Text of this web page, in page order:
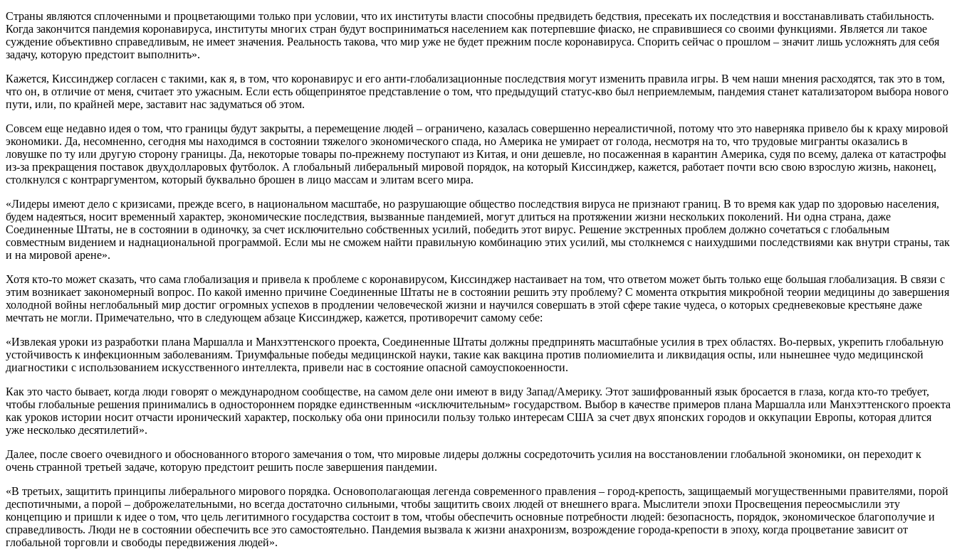
Страны являются сплоченными и процветающими только при условии, что их институты власти способны предвидеть бедствия, пресекать их последствия и восстанавливать стабильность.
Когда закончится пандемия коронавируса, институты многих стран будут восприниматься населением как потерпевшие фиаско, не справившиеся со своими функциями. Является ли такое
суждение объективно справедливым, не имеет значения. Реальность такова, что мир уже не будет прежним после коронавируса. Спорить сейчас о прошлом – значит лишь усложнять для себя
задачу, которую предстоит выполнить».
Кажется, Киссинджер согласен с такими, как я, в том, что коронавирус и его анти-глобализационные последствия могут изменить правила игры. В чем наши мнения расходятся, так это в том,
что он, в отличие от меня, считает это ужасным. Если есть общепринятое представление о том, что предыдущий статус-кво был неприемлемым, пандемия станет катализатором выбора нового
пути, или, по крайней мере, заставит нас задуматься об этом.
Совсем еще недавно идея о том, что границы будут закрыты, а перемещение людей – ограничено, казалась совершенно нереалистичной, потому что это наверняка привело бы к краху мировой
экономики. Да, несомненно, сегодня мы находимся в состоянии тяжелого экономического спада, но Америка не умирает от голода, несмотря на то, что трудовые мигранты оказались в
ловушке по ту или другую сторону границы. Да, некоторые товары по-прежнему поступают из Китая, и они дешевле, но посаженная в карантин Америка, судя по всему, далека от катастрофы
из-за прекращения поставок двухдолларовых футболок. А глобальный либеральный мировой порядок, на который Киссинджер, кажется, работает почти всю свою взрослую жизнь, наконец,
столкнулся с контраргументом, который буквально брошен в лицо массам и элитам всего мира.
«Лидеры имеют дело с кризисами, прежде всего, в национальном масштабе, но разрушающие общество последствия вируса не признают границ. В то время как удар по здоровью населения,
будем надеяться, носит временный характер, экономические последствия, вызванные пандемией, могут длиться на протяжении жизни нескольких поколений. Ни одна страна, даже
Соединенные Штаты, не в состоянии в одиночку, за счет исключительно собственных усилий, победить этот вирус. Решение экстренных проблем должно сочетаться с глобальным
совместным видением и наднациональной программой. Если мы не сможем найти правильную комбинацию этих усилий, мы столкнемся с наихудшими последствиями как внутри страны, так
и на мировой арене».
Хотя кто-то может сказать, что сама глобализация и привела к проблеме с коронавирусом, Киссинджер настаивает на том, что ответом может быть только еще большая глобализация. В связи с
этим возникает закономерный вопрос. По какой именно причине Соединенные Штаты не в состоянии решить эту проблему? С момента открытия микробной теории медицины до завершения
холодной войны неглобальный мир достиг огромных успехов в продлении человеческой жизни и научился совершать в этой сфере такие чудеса, о которых средневековые крестьяне даже
мечтать не могли. Примечательно, что в следующем абзаце Киссинджер, кажется, противоречит самому себе:
«Извлекая уроки из разработки плана Маршалла и Манхэттенского проекта, Соединенные Штаты должны предпринять масштабные усилия в трех областях. Во-первых, укрепить глобальную
устойчивость к инфекционным заболеваниям. Триумфальные победы медицинской науки, такие как вакцина против полиомиелита и ликвидация оспы, или нынешнее чудо медицинской
диагностики с использованием искусственного интеллекта, привели нас в состояние опасной самоуспокоенности.
Как это часто бывает, когда люди говорят о международном сообществе, на самом деле они имеют в виду Запад/Америку. Этот зашифрованный язык бросается в глаза, когда кто-то требует,
чтобы глобальные решения принимались в одностороннем порядке единственным «исключительным» государством. Выбор в качестве примеров плана Маршалла или Манхэттенского проекта
как уроков истории носит отчасти иронический характер, поскольку оба они приносили пользу только интересам США за счет двух японских городов и оккупации Европы, которая длится
уже несколько десятилетий».
Далее, после своего очевидного и обоснованного второго замечания о том, что мировые лидеры должны сосредоточить усилия на восстановлении глобальной экономики, он переходит к
очень странной третьей задаче, которую предстоит решить после завершения пандемии.
«В третьих, защитить принципы либерального мирового порядка. Основополагающая легенда современного правления – город-крепость, защищаемый могущественными правителями, порой
деспотичными, а порой – доброжелательными, но всегда достаточно сильными, чтобы защитить своих людей от внешнего врага. Мыслители эпохи Просвещения переосмыслили эту
концепцию и пришли к идее о том, что цель легитимного государства состоит в том, чтобы обеспечить основные потребности людей: безопасность, порядок, экономическое благополучие и
справедливость. Люди не в состоянии обеспечить все это самостоятельно. Пандемия вызвала к жизни анахронизм, возрождение города-крепости в эпоху, когда процветание зависит от
глобальной торговли и свободы передвижения людей».